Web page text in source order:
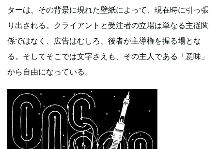
ターは、その背景に現れた壁紙によって、現在時に引っ張
り出される。クライアントと受注者の立場は単なる主従関
係ではなく、広告はむしろ、後者が主導権を握る場とな
る。そしてそこでは文字さえも、その主人である「意味」
から自由になっている。